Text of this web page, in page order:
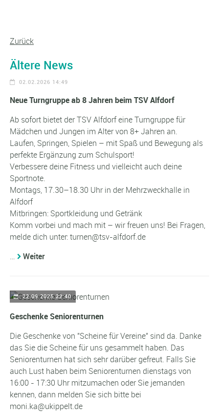
Zurück
Ältere News
02.02.2026 14:49
Neue Turngruppe ab 8 Jahren beim TSV Alfdorf
Ab sofort bietet der TSV Alfdorf eine Turngruppe für
Mädchen und Jungen im Alter von 8+ Jahren an.
Laufen, Springen, Spielen – mit Spaß und Bewegung als
perfekte Ergänzung zum Schulsport!
Verbessere deine Fitness und vielleicht auch deine
Sportnote.
Montags, 17.30–18.30 Uhr in der Mehrzweckhalle in
Alfdorf
Mitbringen: Sportkleidung und Getränk
Komm vorbei und mach mit – wir freuen uns! Bei Fragen,
melde dich unter: turnen@tsv-alfdorf.de
…
Weiter
22.09.2025 22:40
Geschenke Seniorenturnen
Die Geschenke von "Scheine für Vereine" sind da. Danke
das Sie die Scheine für uns gesammelt haben. Das
Seniorenturnen hat sich sehr darüber gefreut. Falls Sie
auch Lust haben beim Seniorenturnen dienstags von
16:00 - 17:30 Uhr mitzumachen oder Sie jemanden
kennen, dann melden Sie sich bitte bei
moni.ka@ukippelt.de